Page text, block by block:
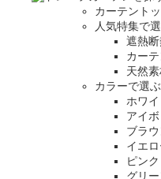
カーテント
人気特集で
遮熱
カー
天然
カラーで選ぶ
ホワ
アイ
ブラ
イエ
ピン
グリ